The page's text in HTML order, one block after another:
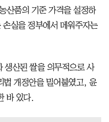
산품의 기준 가격을 설정하
실을 정부에서 메워주자는
생산된 쌀을 의무적으로 사
법 개정안을 밀어붙였고, 윤
바 있다.